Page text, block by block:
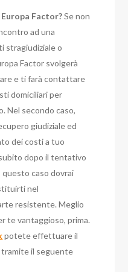
Europa Factor?Se non
ad una
stragiudiziale o
Factor svolgerà
e ti farà contattare
domiciliari per
Nel secondo caso,
giudiziale ed
dei costi a tuo
dopo il tentativo
caso dovrai
nel
resistente. Meglio
te vantaggioso, prima.
potete effettuare il
tramite il seguente